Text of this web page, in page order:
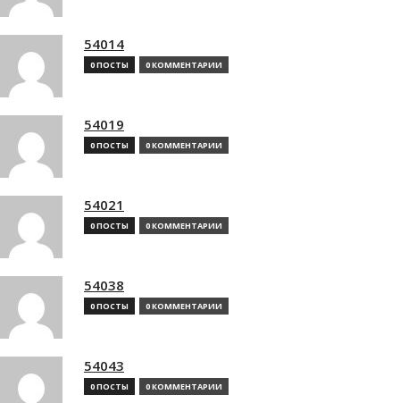
54014
0 ПОСТЫ 0 КОММЕНТАРИИ
54019
0 ПОСТЫ 0 КОММЕНТАРИИ
54021
0 ПОСТЫ 0 КОММЕНТАРИИ
54038
0 ПОСТЫ 0 КОММЕНТАРИИ
54043
0 ПОСТЫ 0 КОММЕНТАРИИ